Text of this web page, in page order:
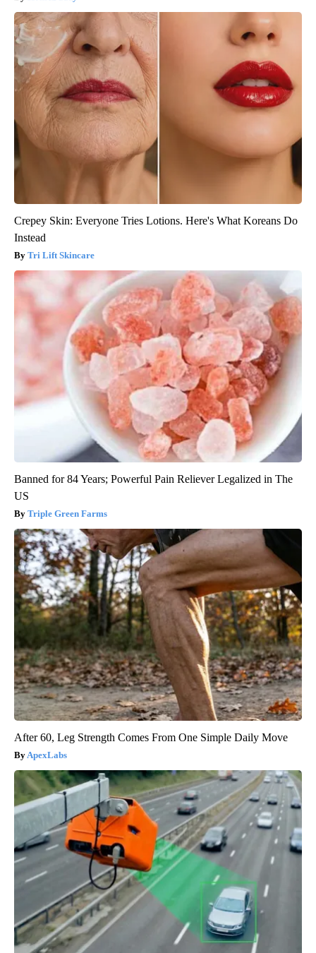
Crepey Skin: Everyone Tries Lotions. Here's What Koreans Do
Instead
Tri Lift Skincare
Banned for 84 Years; Powerful Pain Reliever Legalized in The
US
Triple Green Farms
After 60, Leg Strength Comes From One Simple Daily Move
ApexLabs